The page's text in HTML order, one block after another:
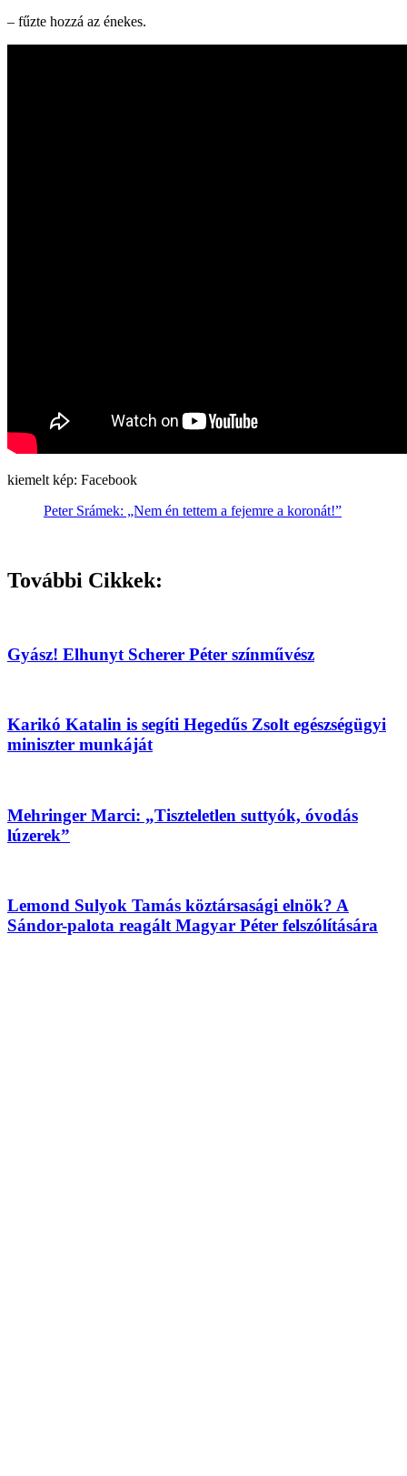
– fűzte hozzá az énekes.
kiemelt kép: Facebook
Peter Srámek: „Nem én tettem a fejemre a koronát!”
További Cikkek:
Gyász! Elhunyt Scherer Péter színművész
Karikó Katalin is segíti Hegedűs Zsolt egészségügyi
miniszter munkáját
Mehringer Marci: „Tiszteletlen suttyók, óvodás
lúzerek”
Lemond Sulyok Tamás köztársasági elnök? A
Sándor-palota reagált Magyar Péter felszólítására